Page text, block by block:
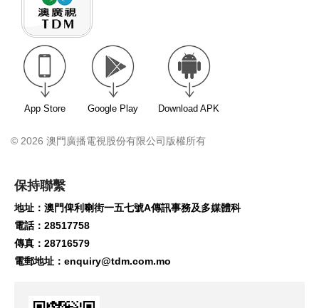
App Store Google Play Download APK
© 2026 澳門廣播電視股份有限公司版權所有
保持聯繫
地址：澳門俾利喇街一五七號A傳訊事務及多媒體科
電話：28517758
傳真：28716579
電郵地址： enquiry@tdm.com.mo